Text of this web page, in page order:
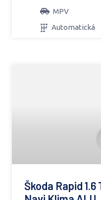
MPV
Automatická
Škoda Rapid